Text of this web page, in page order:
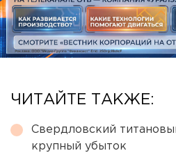
ЧИТАЙТЕ ТАКЖЕ:
Свердловский
крупный убыток